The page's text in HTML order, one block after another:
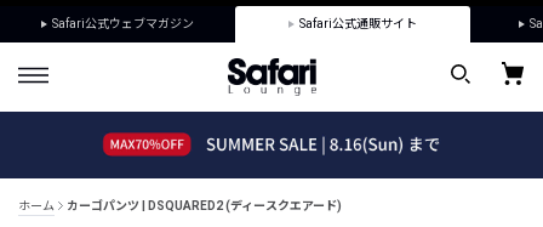
Safari公式ウェブマガジン Safari公式通販サイト
ホーム カーゴパンツ | DSQUARED2 (ディースクエアード)